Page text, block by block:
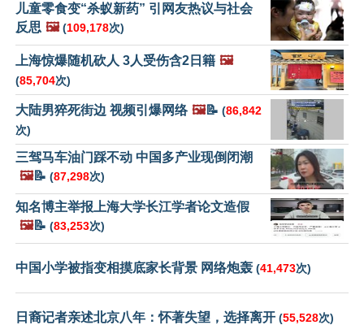
儿童零食变“杀蚁新药” 引网友热议与社会
反思 🖼️ (109,178次)
上海惊爆随机砍人 3人受伤含2日籍 🖼️
(85,704次)
大陆男猝死街边 视频引爆网络 🖼️📝 (86,842
次)
三驾马车油门踩不动 中国多产业现倒闭潮
🖼️📝 (87,298次)
知名博主举报上海大学长江学者论文造假
🖼️📝 (83,253次)
中国小学被指变相摸底家长背景 网络炮轰 (41,473次)
日裔记者亲述北京八年：怀著失望，选择离开 (55,528次)